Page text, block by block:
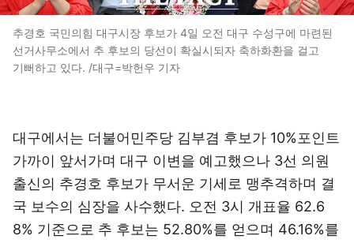
추경호 국민의힘 대구시장 후보가 4일 오전 대구 수성구에 마련된
선거사무소에서 추 후보의 당선이 확실시되자 축하화환을 걸고
기뻐하고 있다. /대구=박헌우 기자
대구에서는 더불어민주당 김부겸 후보가 10%포인트
가까이 앞서가며 대구 이변을 예고했으나 3선 의원
출신의 추경호 후보가 무서운 기세로 맹추격하며 결
국 보수의 심장을 사수했다. 오전 3시 개표율 62.6
8% 기준으로 추 후보는 52.80%를 얻으며 46.16%를